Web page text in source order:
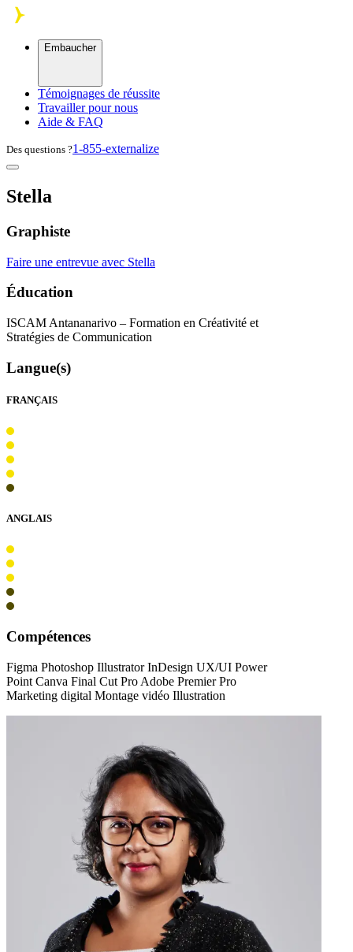
Skip to main content
Embaucher
Témoignages de réussite
Travailler pour nous
Aide & FAQ
Des questions ?1-855-externalize
Stella
Graphiste
Faire une entrevue avec Stella
Éducation
ISCAM Antananarivo – Formation en Créativité et
Stratégies de Communication
Langue(s)
FRANÇAIS
ANGLAIS
Compétences
Figma Photoshop Illustrator InDesign UX/UI Power
Point Canva Final Cut Pro Adobe Premier Pro
Marketing digital Montage vidéo Illustration